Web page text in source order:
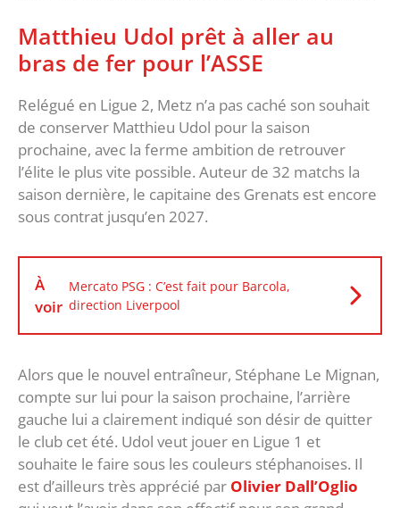
Matthieu Udol prêt à aller au
bras de fer pour l’ASSE
Relégué en Ligue 2, Metz n’a pas caché son souhait
de conserver Matthieu Udol pour la saison
prochaine, avec la ferme ambition de retrouver
l’élite le plus vite possible. Auteur de 32 matchs la
saison dernière, le capitaine des Grenats est encore
sous contrat jusqu’en 2027.
À
voir
Mercato PSG : C’est fait pour Barcola,
direction Liverpool
Alors que le nouvel entraîneur, Stéphane Le Mignan,
compte sur lui pour la saison prochaine, l’arrière
gauche lui a clairement indiqué son désir de quitter
le club cet été. Udol veut jouer en Ligue 1 et
souhaite le faire sous les couleurs stéphanoises. Il
est d’ailleurs très apprécié par Olivier Dall’Oglio